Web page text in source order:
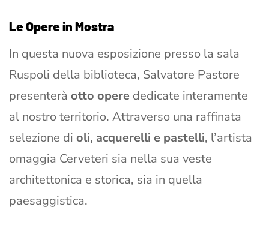
Le Opere in Mostra
In questa nuova esposizione presso la sala
Ruspoli della biblioteca, Salvatore Pastore
presenterà otto opere dedicate interamente
al nostro territorio. Attraverso una raffinata
selezione di oli, acquerelli e pastelli, l’artista
omaggia Cerveteri sia nella sua veste
architettonica e storica, sia in quella
paesaggistica.